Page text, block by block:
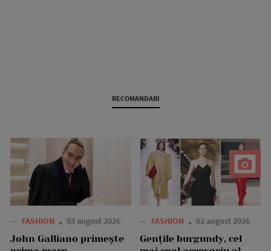
RECOMANDARI
— FASHION 03 august 2026
John Galliano primește
— FASHION 02 august 2026
Gențile burgundy, cel